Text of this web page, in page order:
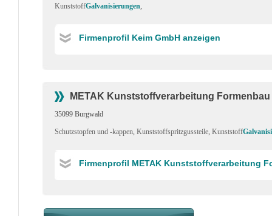
KunststoffGalvanisierungen,
Firmenprofil Keim GmbH anzeigen
METAK Kunststoffverarbeitung Formenbau
35099 Burgwald
Schutzstopfen und -kappen, Kunststoffspritzgussteile, Kunststoff
Firmenprofil METAK Kunststoffverarbeitung